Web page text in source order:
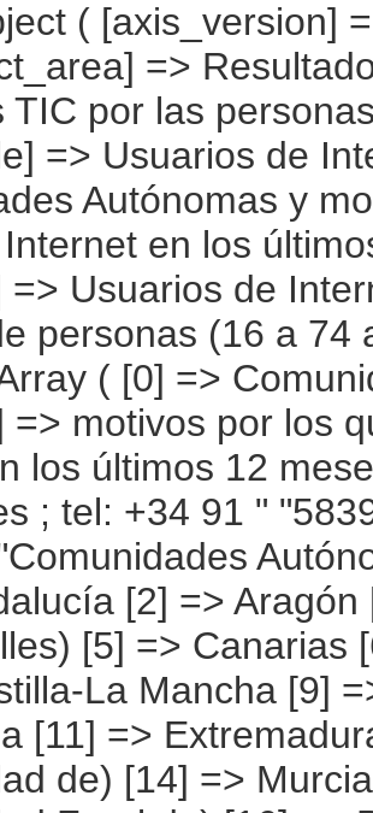
+34 91 5839158 "; VALUES("Comunidades Autónomas] => Array ( [0] => Total nacional [1] => Andalucía [2] => Aragón [3] => Asturias (Principado de) [4] => Balears (Illes) [5] => Canarias [6] => Cantabria [7] => Castilla y León [8] => Castilla-La Mancha [9] => Cataluña [10] => Comunitat Valenciana [11] => Extremadura [12] => Galicia [13] => Madrid (Comunidad de) [14] => Murcia (Región de) [15] => Navarra (Comunidad Foral de) [16] => País Vasco [17] => Rioja (La) [18] => Ceuta [19] => Melilla ) [motivos por los que no han comprado a través de Internet en los últimos 12 meses] => Array ( [0] => Total de usuarios de Internet en alguna ocasión [1] => Porque no ha tenido necesidad [2] => Porque prefiere comprar personalmente en una tienda (para poder ver los productos, por fidelidad a la tienda, por la fuerza de la costumbre) [3] => Porque es difícil encontrar información importante sobre bienes y servicios en la página web [4] => Por falta de conocimientos [5] => Porque la entrega de productos encargados a través de Internet es problemática (p.ej., tiempo de entrega demasiado largo, distribución omplicada, etc) [6] => Porque le preocupa la seguridad en el pago (p.ej. dar datos de la tarjeta de crédito a través de Internet) [7] => Porque le preocupa la privacidad (p.ej. dar datos personales a través de Internet) [8] => Por falta de confianza respecto a la recepción ó devolución de los productos, reclamaciones e